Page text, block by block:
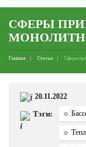
СФЕРЫ
Главная Статьи Сферы
20.11.2022
Тэги: